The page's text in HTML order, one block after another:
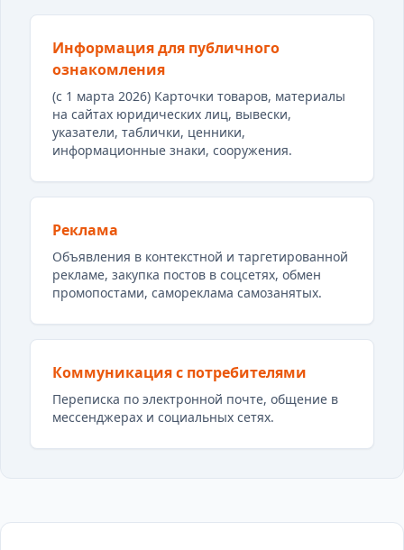
Информация для публичного
ознакомления
(с 1 марта 2026) Карточки товаров, материалы
на сайтах юридических лиц, вывески,
указатели, таблички, ценники,
информационные знаки, сооружения.
Реклама
Объявления в контекстной и таргетированной
рекламе, закупка постов в соцсетях, обмен
промопостами, самореклама самозанятых.
Коммуникация с потребителями
Переписка по электронной почте, общение в
мессенджерах и социальных сетях.